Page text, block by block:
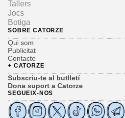
Tallers
Jocs
Botiga
SOBRE CATORZE
Qui som
Publicitat
Contacte
+ CATORZE
Subscriu-te al butlletí
Dona suport a Catorze
SEGUEIX-NOS